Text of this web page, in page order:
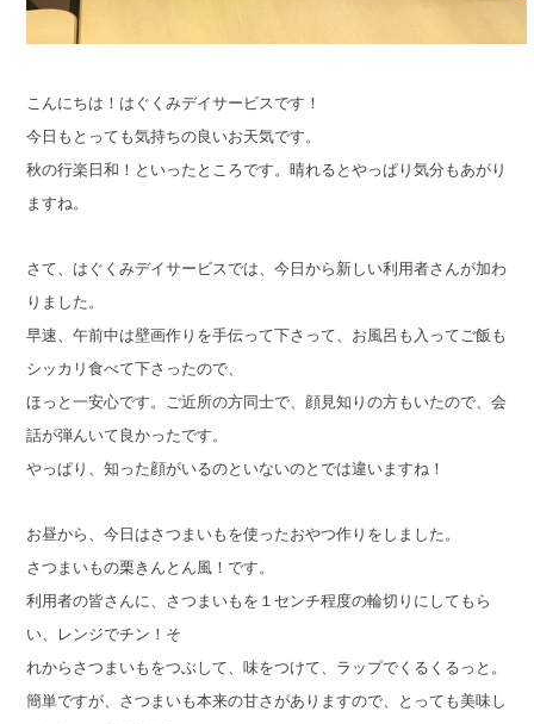
こんにちは！はぐくみデイサービスです！
今日もとっても気持ちの良いお天気です。
秋の行楽日和！といったところです。晴れるとやっぱり気分もあがり
ますね。
さて、はぐくみデイサービスでは、今日から新しい利用者さんが加わ
りました。
早速、午前中は壁画作りを手伝って下さって、 お風呂も入ってご飯も
シッカリ食べて下さったので、
ほ っと一安心です。 ご近所の方同士で、顔見知りの方もいたので、会
話が弾んいて良かったです。
やっぱり、知った顔がいるのといないのとでは違いますね！
お昼から、今日はさつまいもを使ったおやつ作りをしました。
さつまいもの栗きんとん風！です。
利用者の皆さんに、さつまいもを１センチ程度の輪切りにして もら
い、レンジでチン！そ
れからさつまいもをつぶして、味をつけて、ラップでくるくるっと。
簡単ですが、さつまいも本来の甘さがありますので、とっても美味し